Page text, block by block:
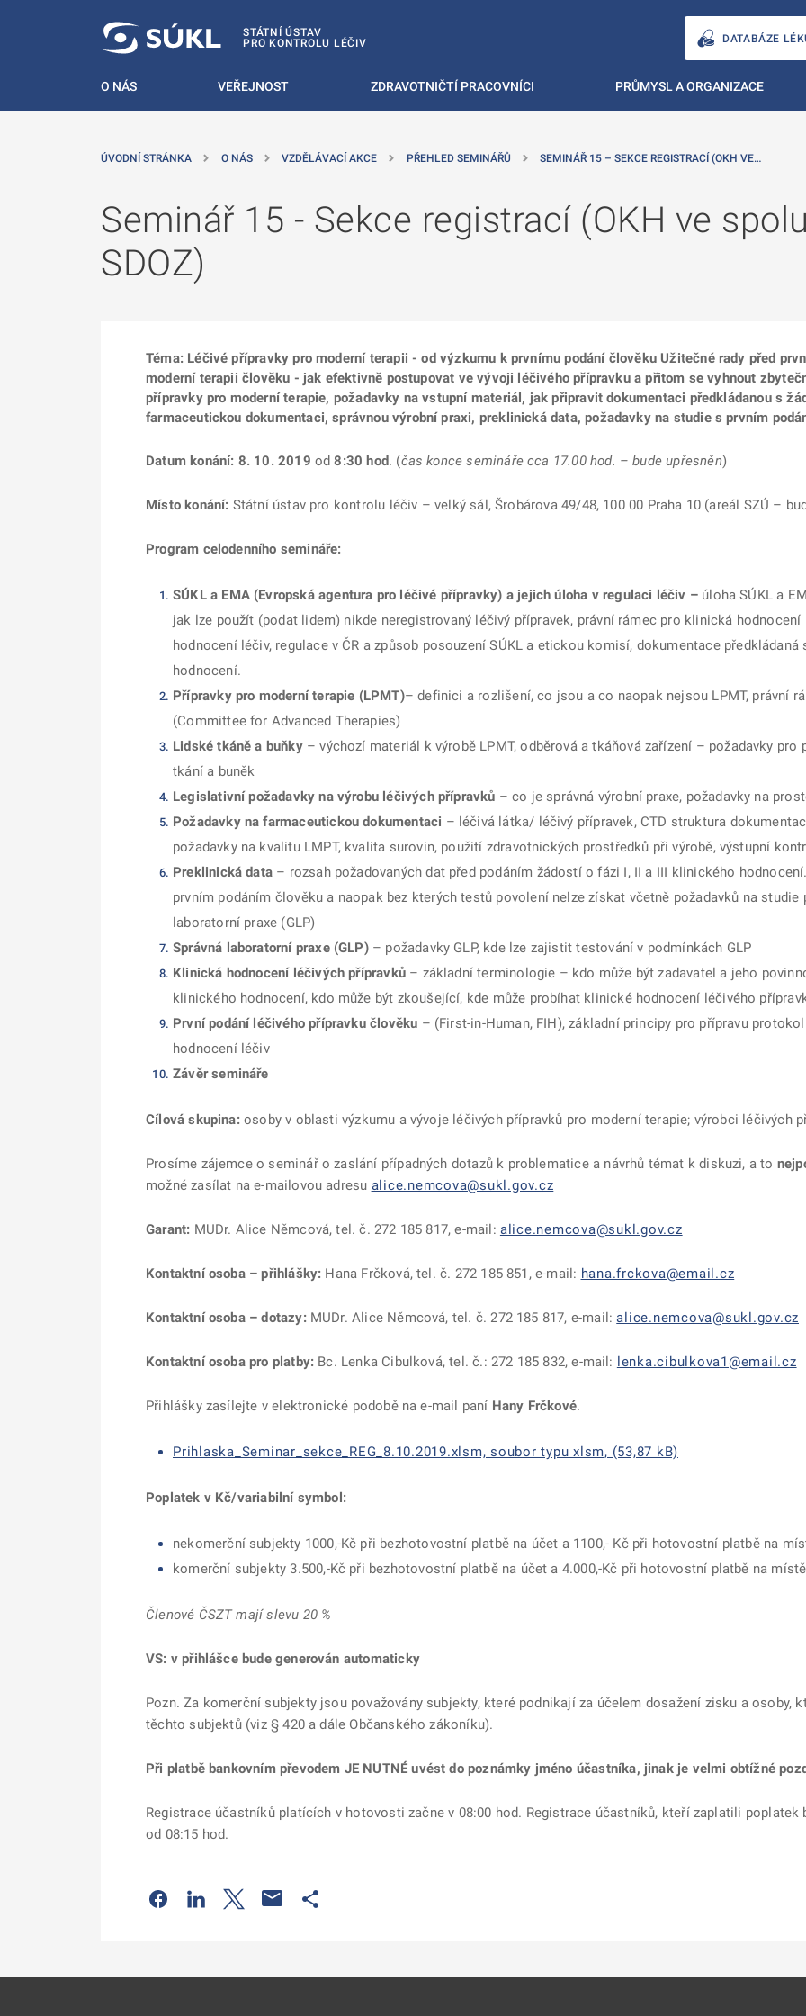
STÁTNÍ ÚSTAV
PRO KONTROLU LÉČIV
DATABÁZE
O NÁS VEŘEJNOST ZDRAVOTNIČTÍ PRACOVNÍCI PRŮMYSL A ORGANIZACE
ÚVODNÍ STRÁNKA O NÁS VZDĚLÁVACÍ AKCE PŘEHLED SEMINÁŘŮ SEMINÁŘ 15 – SEKCE REGISTRACÍ (OKH VE…
Seminář 15 - Sekce registrací (OKH ve
SDOZ)
Téma: Léčivé přípravky pro moderní terapii - od výzkumu k prvnímu podání člověku Užitečné rady před
moderní terapii člověku - jak efektivně postupovat ve vývoji léčivého přípravku a přitom se vyhnout
přípravky pro moderní terapie, požadavky na vstupní materiál, jak připravit dokumentaci předkládanou s
farmaceutickou dokumentaci, správnou výrobní praxi, preklinická data, požadavky na studie s prvním
Datum konání: 8. 10. 2019 od8:30 hod. (čas konce semináře cca 17.00 hod. – bude upřesněn)
Místo konání: Státní ústav pro kontrolu léčiv – velký sál, Šrobárova 49/48, 100 00 Praha 10 (areál SZÚ –
Program celodenního semináře:
SÚKL a EMA (Evropská agentura pro léčivé přípravky) a jejich úloha v regulaci léčiv –úloha SÚKL a
jak lze použít (podat lidem) nikde neregistrovaný léčivý přípravek, právní rámec pro klinická
hodnocení léčiv, regulace v ČR a způsob posouzení SÚKL a etickou komisí, dokumentace
hodnocení.
Přípravky pro moderní terapie (LPMT)– definici a rozlišení, co jsou a co naopak nejsou LPMT, právní
(Committee for Advanced Therapies)
Lidské tkáně a buňky– výchozí materiál k výrobě LPMT, odběrová a tkáňová zařízení – požadavky
tkání a buněk
Legislativní požadavky na výrobu léčivých přípravků – co je správná výrobní praxe, požadavky na
Požadavky na farmaceutickou dokumentaci – léčivá látka/ léčivý přípravek, CTD struktura
požadavky na kvalitu LMPT, kvalita surovin, použití zdravotnických prostředků při výrobě, výstupní
Preklinická data – rozsah požadovaných dat před podáním žádostí o fázi I, II a III klinického
prvním podáním člověku a naopak bez kterých testů povolení nelze získat včetně požadavků na studie
laboratorní praxe (GLP)
Správná laboratorní praxe (GLP)– požadavky GLP, kde lze zajistit testování v podmínkách GLP
Klinická hodnocení léčivých přípravků– základní terminologie – kdo může být zadavatel a jeho
klinického hodnocení, kdo může být zkoušející, kde může probíhat klinické hodnocení léčivého
První podání léčivého přípravku člověku – (First-in-Human, FIH), základní principy pro přípravu
hodnocení léčiv
Závěr semináře
Cílová skupina:osoby v oblasti výzkumu a vývoje léčivých přípravků pro moderní terapie; výrobci léčivých
Prosíme zájemce o seminář o zaslání případných dotazů k problematice a návrhů témat k diskuzi, a to
možné zasílat na e-mailovou adresu alice.nemcova@sukl.gov.cz
Garant: MUDr. Alice Němcová, tel. č. 272 185 817, e-mail: alice.nemcova@sukl.gov.cz
Kontaktní osoba – přihlášky: Hana Frčková, tel. č. 272 185 851, e-mail: hana.frckova@email.cz
Kontaktní osoba – dotazy:MUDr. Alice Němcová, tel. č. 272 185 817, e-mail:alice.nemcova@sukl.gov.cz
Kontaktní osoba pro platby: Bc. Lenka Cibulková, tel. č.: 272 185 832, e-mail: lenka.cibulkova1@email.cz
Přihlášky zasílejte v elektronické podobě na e-mail paní Hany Frčkové.
Prihlaska_Seminar_sekce_REG_8.10.2019.xlsm, soubor typu xlsm, (53,87 kB)
Poplatek v Kč/variabilní symbol:
nekomerční subjekty 1000,-Kč při bezhotovostní platbě na účet a 1100,- Kč při hotovostní platbě na
komerční subjekty 3.500,-Kč při bezhotovostní platbě na účet a 4.000,-Kč při hotovostní platbě na místě
Členové ČSZT mají slevu 20 %
VS: v přihlášce bude generován automaticky
Pozn. Za komerční subjekty jsou považovány subjekty, které podnikají za účelem dosažení zisku a osoby,
těchto subjektů (viz § 420 a dále Občanského zákoníku).
Při platbě bankovním převodem JE NUTNÉ uvést do poznámky jméno účastníka, jinak je velmi obtížné
Registrace účastníků platících v hotovosti začne v 08:00 hod. Registrace účastníků, kteří zaplatili poplatek
od 08:15 hod.
Odkaz se otevře na nové kartě
Odkaz se otevře na nové kartě
Odkaz se otevře na nové kartě